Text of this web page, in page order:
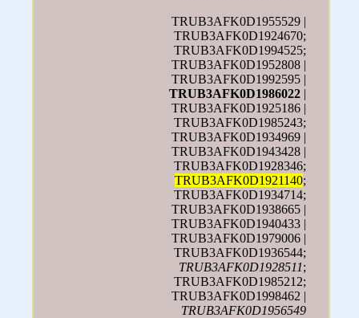
TRUB3AFK0D1955529 |
TRUB3AFK0D1924670;
TRUB3AFK0D1994525;
TRUB3AFK0D1952808 |
TRUB3AFK0D1992595 |
TRUB3AFK0D1986022 |
TRUB3AFK0D1925186 |
TRUB3AFK0D1985243;
TRUB3AFK0D1934969 |
TRUB3AFK0D1943428 |
TRUB3AFK0D1928346;
TRUB3AFK0D1921140;
TRUB3AFK0D1934714;
TRUB3AFK0D1938665 |
TRUB3AFK0D1940433 |
TRUB3AFK0D1979006 |
TRUB3AFK0D1936544;
TRUB3AFK0D1928511;
TRUB3AFK0D1985212;
TRUB3AFK0D1998462 |
TRUB3AFK0D1956549